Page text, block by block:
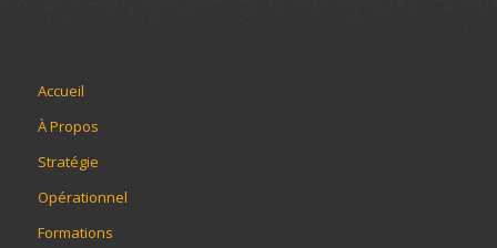
Accueil
À Propos
Stratégie
Opérationnel
Formations